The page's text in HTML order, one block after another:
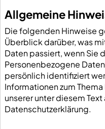
Allgemeine
Die folgenden Hinweise
Überblick darüber, was
Daten passiert, wenn Sie
Personenbezogene
persönlich identifiziert
Informationen zum
unserer unter diesem
Datenschutzerklärung.